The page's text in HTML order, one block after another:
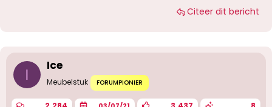
Citeer dit bericht
I
Ice
Meubelstuk FORUMPIONIER